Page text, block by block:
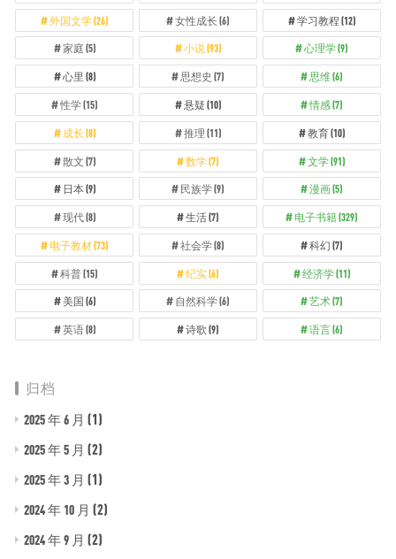
外国文学(26) 女性成长 (6) 学习教程 (12)
家庭 (5) 小说(93) 心理学(9)
心里 (8) 思想史 (7) 思维(6)
性学(15) 悬疑 (10) 情感(7)
成长 (8) 推理 (11) 教育(10)
散文 (7) 数学(7) 文学(91)
日本(9) 民族学(9) 漫画(5)
现代(8) 生活(7) 电子书籍(329)
电子教材(73) 社会学(8) 科幻 (7)
科普(15) 纪实(6) 经济学(11)
美国 (6) 自然科学(6) 艺术(7)
英语(8) 诗歌 (9) 语言(6)
归档
2025 年 6 月 (1)
2025 年 5 月 (2)
2025 年 3 月 (1)
2024 年 10 月 (2)
2024 年 9 月 (2)